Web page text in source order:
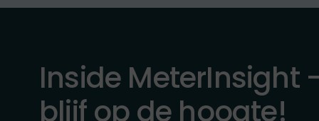
Inside MeterInsight
blijf op de hoogte!